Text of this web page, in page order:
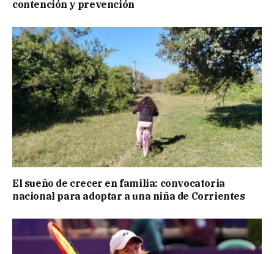
contención y prevención
El sueño de crecer en familia: convocatoria
nacional para adoptar a una niña de Corrientes